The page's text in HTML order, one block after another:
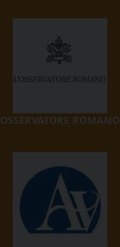
OSSERVATORE ROMANO